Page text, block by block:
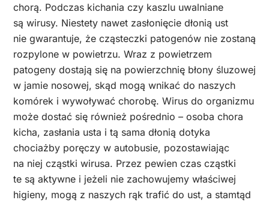
chorą. Podczas kichania czy kaszlu uwalniane
są wirusy. Niestety nawet zasłonięcie dłonią ust
nie gwarantuje, że cząsteczki patogenów nie zostaną
rozpylone w powietrzu. Wraz z powietrzem
patogeny dostają się na powierzchnię błony śluzowej
w jamie nosowej, skąd mogą wnikać do naszych
komórek i wywoływać chorobę. Wirus do organizmu
może dostać się również pośrednio – osoba chora
kicha, zasłania usta i tą sama dłonią dotyka
chociażby poręczy w autobusie, pozostawiając
na niej cząstki wirusa. Przez pewien czas cząstki
te są aktywne i jeżeli nie zachowujemy właściwej
higieny, mogą z naszych rąk trafić do ust, a stamtąd